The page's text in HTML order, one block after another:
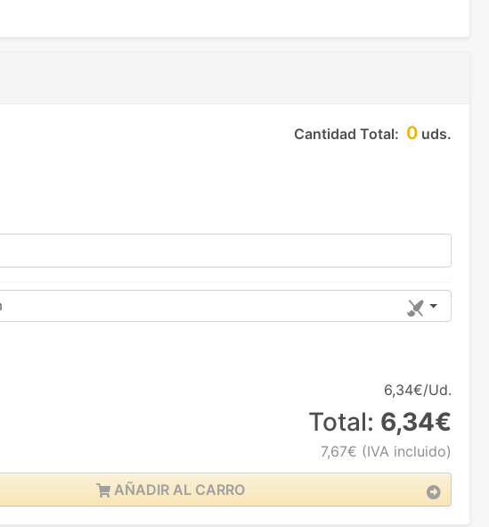
Cantidad Total: 0 uds.
6,34€/Ud.
Total: 6,34€
7,67€ (IVA incluido)
AÑADIR AL CARRO